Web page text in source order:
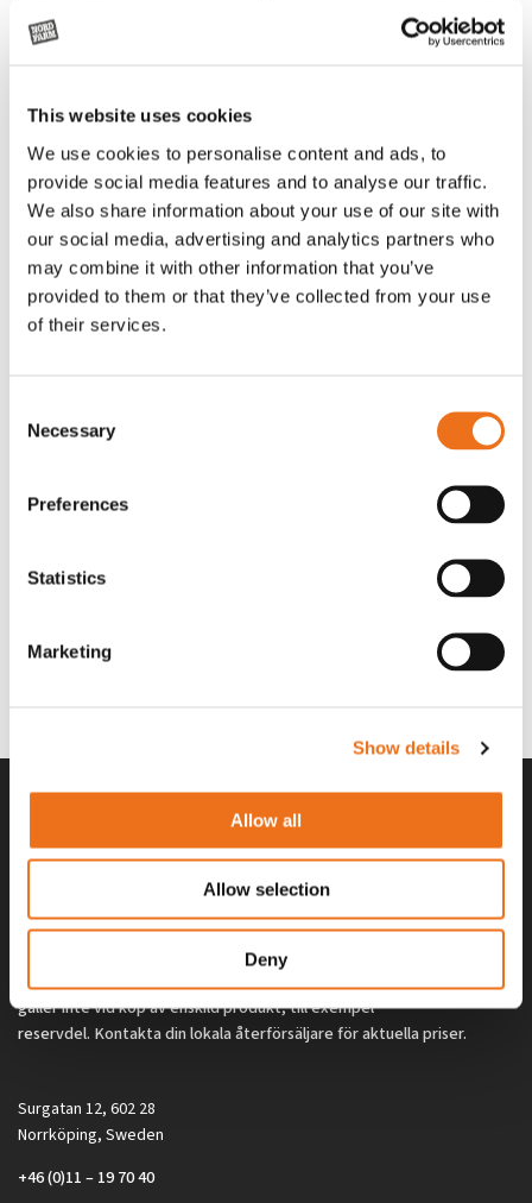
This website uses cookies
We use cookies to personalise content and ads, to
provide social media features and to analyse our traffic.
We also share information about your use of our site with
our social media, advertising and analytics partners who
may combine it with other information that you’ve
provided to them or that they’ve collected from your use
of their services.
Selection
Necessary
Preferences
Statistics
Marketing
Show details
Allow all
Allow selection
Deny
Lägg till i varukorg
Rotor, komplett med slagor
35 730kr (ex. moms)
Grön truckknapp
530kr (ex. moms)
Lägg till i varukorg
Rotor teeth 8t/6k 0Gr/8 R6/14
Alla priser på tillbehör och tillval gäller vid köp av ny maskin. Priserna
gäller inte vid köp av enskild produkt, till exempel
reservdel. Kontakta din lokala återförsäljare för aktuella priser.
Surgatan 12, 602 28
Norrköping, Sweden
+46 (0)11 – 19 70 40